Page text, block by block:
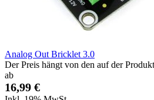
Analog Out Bricklet 3.0
Der Preis hängt von den auf der
ab
16,99 €